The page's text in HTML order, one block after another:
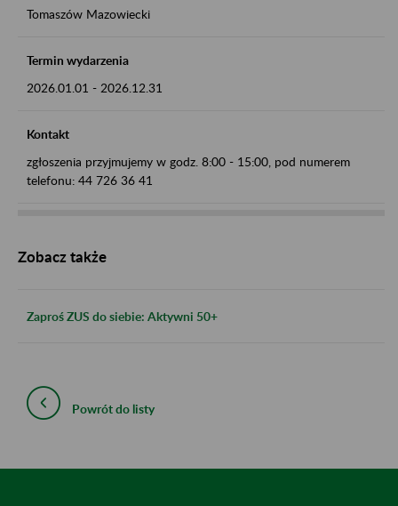
Tomaszów Mazowiecki
Termin wydarzenia
2026.01.01 - 2026.12.31
Kontakt
zgłoszenia przyjmujemy w godz. 8:00 - 15:00, pod numerem
telefonu: 44 726 36 41
Zobacz także
Zaproś ZUS do siebie: Aktywni 50+
Powrót do listy